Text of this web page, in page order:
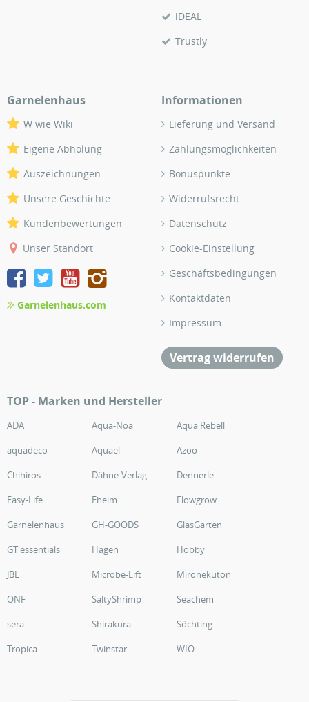
iDEAL
Trustly
Garnelenhaus
W wie Wiki
Eigene Abholung
Auszeichnungen
Unsere Geschichte
Kundenbewertungen
Unser Standort
Garnelenhaus.com
Informationen
Lieferung und Versand
Zahlungsmöglichkeiten
Bonuspunkte
Widerrufsrecht
Datenschutz
Cookie-Einstellung
Geschäftsbedingungen
Kontaktdaten
Impressum
Vertrag widerrufen
TOP - Marken und Hersteller
ADA Aqua-Noa
Aqua Rebell
aquadeco
Aquael
Azoo
Chihiros
Dähne-Verlag
Dennerle
Easy-Life
Eheim
Flowgrow
Garnelenhaus
GH-GOODS
GlasGarten
GT essentials
Hagen
Hobby
JBL
Microbe-Lift
Mironekuton
ONF
SaltyShrimp
Seachem
sera
Shirakura
Söchting
Tropica
Twinstar WIO